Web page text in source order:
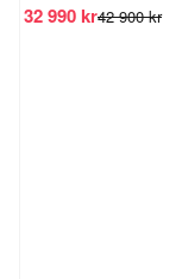
42 900 kr
32 990 kr